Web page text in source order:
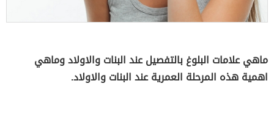
ماهي علامات البلوغ بالتفصيل عند البنات والاولاد وماهي
اهمية هذه المرحلة العمرية عند البنات والاولاد.